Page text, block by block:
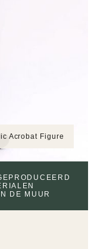
Acrobat Figure
DE MUUR